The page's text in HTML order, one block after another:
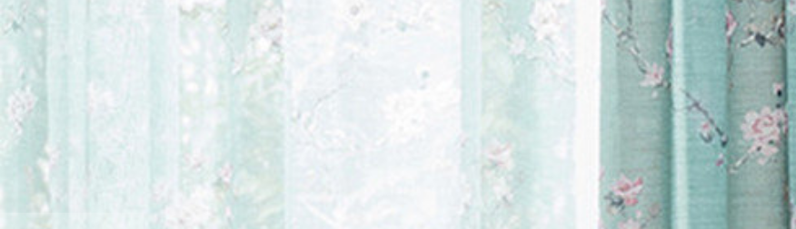
カーテン> 機能別>遮熱保温 >Sabine ド
カーテン> 柄 >
Sabine ドレープ
カーテン >デザインテイスト キュート >